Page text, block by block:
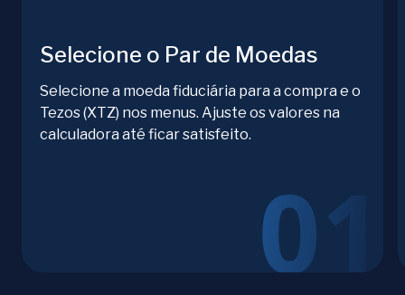
Selecione o Par de Moedas
Selecione a moeda fiduciária para a compra e o
Tezos (XTZ) nos menus. Ajuste os valores na
calculadora até ficar satisfeito.